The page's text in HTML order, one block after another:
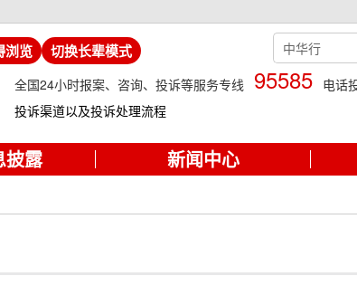
浏览 切换长辈模式
全国24小时报案、咨询、投诉等服务专线 95585 电话
投诉渠道以及投诉处理流程
披露 新闻中心